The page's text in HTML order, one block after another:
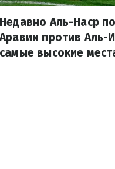
Недавно Аль-Наср
Аравии против
самые высокие